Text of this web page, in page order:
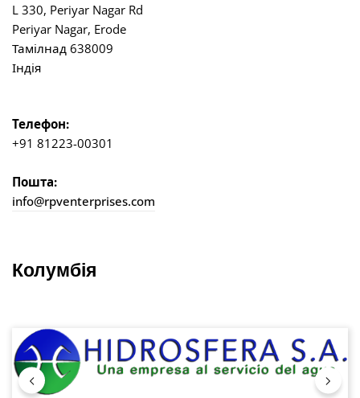
L 330, Periyar Nagar Rd
Periyar Nagar, Erode
Тамілнад 638009
Індія
Телефон:
+91 81223-00301
Пошта:
info@rpventerprises.com
Колумбія
Пропустити галерею зображень